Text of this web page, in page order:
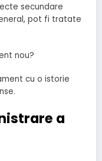
secundare
pot fi tratate
nou?
cu o istorie
a